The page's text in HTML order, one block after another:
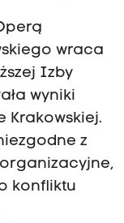
wraca
Izby
wyniki
Krakowskiej.
z
konfliktu